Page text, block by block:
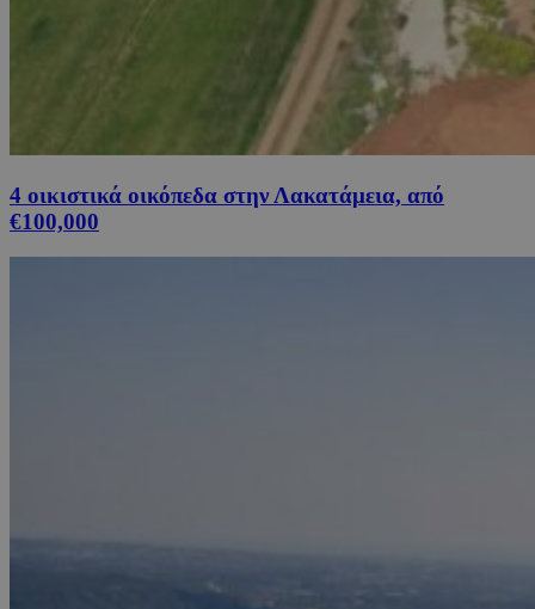
4 οικιστικά οικόπεδα στην Λακατάμεια, από
€100,000